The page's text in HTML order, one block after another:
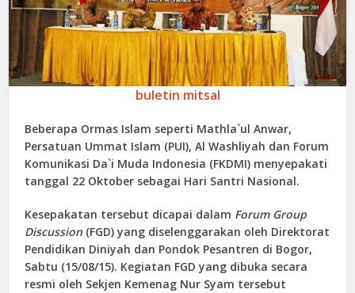
buletin mitsal
Beberapa Ormas Islam seperti Mathla`ul Anwar,
Persatuan Ummat Islam (PUI), Al Washliyah dan Forum
Komunikasi Da`i Muda Indonesia (FKDMI) menyepakati
tanggal 22 Oktober sebagai Hari Santri Nasional.
Kesepakatan tersebut dicapai dalam Forum Group
Discussion (FGD) yang diselenggarakan oleh Direktorat
Pendidikan Diniyah dan Pondok Pesantren di Bogor,
Sabtu (15/08/15). Kegiatan FGDyang dibuka secara
resmi oleh Sekjen Kemenag Nur Syam tersebut